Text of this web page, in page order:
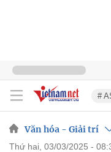
#
Văn hóa - Giải trí
thứ hai, 03/03/2025 -